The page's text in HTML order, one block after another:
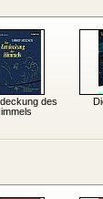
des